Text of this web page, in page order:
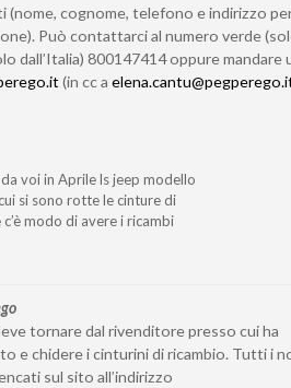
(nome, cognome, telefono e indirizzo
Può contattarci al numero verde
dall’Italia) 800147414 oppure mandare
(in cc a
voi in Aprile ls jeep modello
si sono rotte le cinture di
modo di avere i ricambi
tornare dal rivenditore presso cui ha
e chidere i cinturini di ricambio. Tutti i
sul sito all’indirizzo